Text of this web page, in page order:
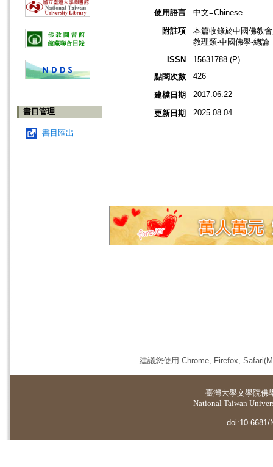
書目管理
書目匯出
使用語言
中文=Chinese
附註項
本篇收錄於中國佛教
教理類-中國佛學-總論
ISSN
15631788 (P)
點閱次數
426
建檔日期 2017.06.22
更新日期 2025.08.04
建議您使用 Chrome, Firefox,
臺灣大學文學院佛
National Taiwan
doi:10.6681/